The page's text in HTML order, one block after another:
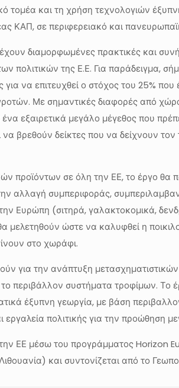
τομέα και τη χρήση τεχνολογιών
ΚΑΠ, σε περιφερειακό και
διαμορφωμένες πρακτικές και
της Ε.Ε. Για παράδειγμα,
να επιτευχθεί ο στόχος του 25% που
Με σημαντικές διαφορές από
εξαιρετικά μεγάλο μέγεθος που
βρεθούν δείκτες που να δείχνουν
προϊόντων σε όλη την ΕΕ, το έργο
αλλαγή συμπεριφοράς,
Ευρώπη (σιτηρά, γαλακτοκομικά,
μελετηθούν ώστε να καλυφθεί η
στο χωράφι.
για την ανάπτυξη
περιβάλλον συστήματα τροφίμων.
έξυπνη γεωργία, με βάση
εργαλεία πολιτικής για την
ΕΕ μέσω του προγράμματος Horizon
και συντονίζεται από το